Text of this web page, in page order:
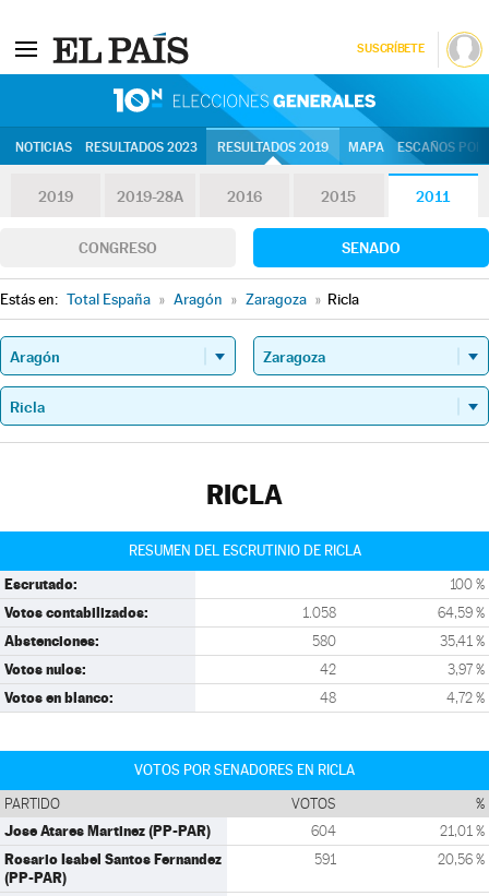
SUSCRÍBETE
NOTICIAS RESULTADOS 2023 RESULTADOS 2019 MAPA ESCAÑOS
2019 2019-28A 2016 2015 2011
CONGRESO SENADO
Estás en: Total España » Aragón » Zaragoza » Ricla
RICLA
RESUMEN DEL ESCRUTINIO DE RICLA
Escrutado: 100 %
Votos contabilizados: 1.058 64,59 %
Abstenciones: 580 35,41 %
Votos nulos: 42 3,97 %
Votos en blanco: 48 4,72 %
VOTOS POR SENADORES EN RICLA
PARTIDO VOTOS %
Jose Atares Martinez (PP-PAR) 604 21,01 %
Rosario Isabel Santos Fernandez
(PP-PAR)
591 20,56 %